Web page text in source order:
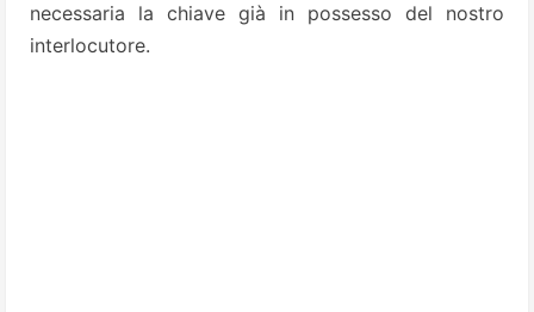
necessaria la chiave già in possesso del nostro
interlocutore.